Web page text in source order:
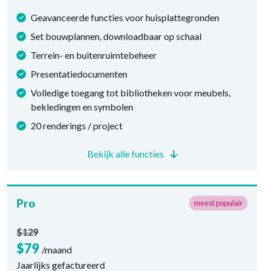
Geavanceerde functies voor huisplattegronden
Set bouwplannen, downloadbaar op schaal
Terrein- en buitenruimtebeheer
Presentatiedocumenten
Volledige toegang tot bibliotheken voor meubels,
bekledingen en symbolen
20 renderings / project
Bekijk alle functies
Pro meest populair
$129
$79 /maand
Jaarlijks gefactureerd